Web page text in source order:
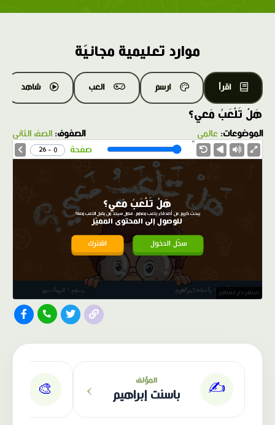
موارد تعليمية مجانيّة
اقرأ ارسم العب شاهد
هَلْ تَلْعَبُ مَعي؟
الموضوعات: عالمي الصفوف: الصف الثاني
صفحة 0 - 26
هَلْ تَلْعَبُ مَعي؟
يبحث كريم عن أصدقاء يلعب معهم، فهل سيجد من يقبل اللعب معه؟
للوصول إلى المحتوى المميّز
سجّل الدخول اشترك
الناشر: دار عصافير
✍️ المؤلف
باسنت إبراهيم ›
🎨